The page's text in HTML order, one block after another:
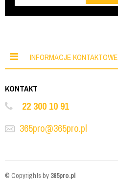
INFORMACJE KONTAKTOWE
KONTAKT
22 300 10 91
365pro@365pro.pl
© Copyrights by 365pro.pl